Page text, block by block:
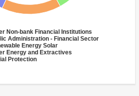
Non-bank Financial Institutions
Administration - Financial Sector
Energy Solar
Energy and Extractives
Protection